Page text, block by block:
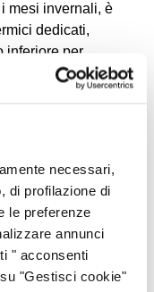
necessari,
di profilazione di
le preferenze
annunci
" acconsenti
"Gestisci cookie"
mesi invernali, è
dedicati,
inferiore per
i livelli di grip
soluzione
per chi utilizza
ed extraurbano.
di gestione:
e invernali)